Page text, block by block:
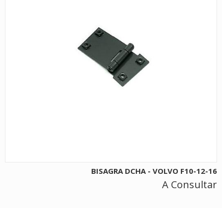
BISAGRA DCHA - VOLVO F10-12-16
A Consultar